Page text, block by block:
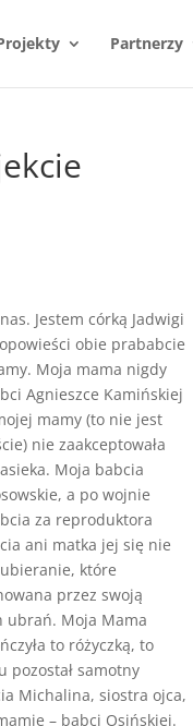
Partnerzy
Jestem córką Jadwigi
obie prababcie
Moja mama nigdy
Agnieszce Kamińskiej
mamy (to nie jest
nie zaakceptowała
Moja babcia
a po wojnie
za reproduktora
ani matka jej się nie
które
przez swoją
ubrań. Moja Mama
to różyczką, to
pozostał samotny
Michalina, siostra ojca,
– babci Osińskiej.